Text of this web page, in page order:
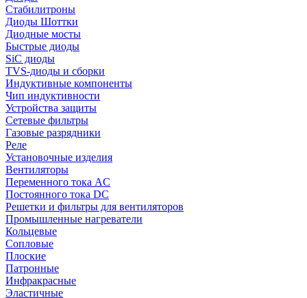
Стабилитроны
Диоды Шоттки
Диодные мосты
Быстрые диоды
SiC диоды
TVS-диоды и сборки
Индуктивные компоненты
Чип индуктивности
Устройства защиты
Сетевые фильтры
Газовые разрядники
Реле
Установочные изделия
Вентиляторы
Переменного тока AC
Постоянного тока DC
Решетки и фильтры для вентиляторов
Промышленные нагреватели
Кольцевые
Сопловые
Плоские
Патронные
Инфракрасные
Эластичные